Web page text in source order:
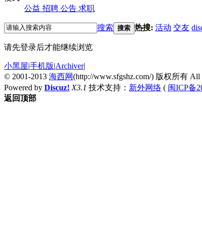
公益 招聘 公告 求职
搜索 搜索 热搜: 活动 交友
请先登录后才能继续浏览
小黑屋|手机版|Archiver|
© 2001-2013 海西网(http://www.sfgshz.com/) 版权所有 All
Powered by Discuz! X3.1 技术支持： 新外网络 ( 闽ICP备
返回顶部